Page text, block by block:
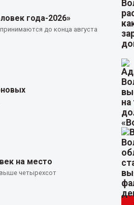
года-2026»
до конца августа
на место
четырехсот